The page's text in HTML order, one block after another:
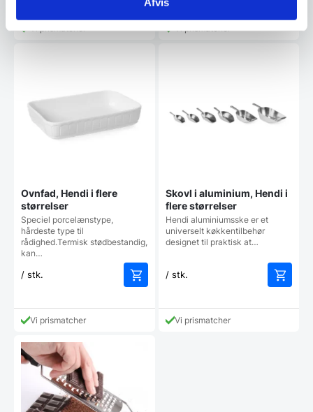
Ovnfad, Hendi i flere
størrelser
Speciel porcelænstype,
hårdeste type til
rådighed.Termisk stødbestandig,
kan…
/ stk.
Vi prismatcher
Skovl i aluminium, Hendi i
flere størrelser
Hendi aluminiumsske er et
universelt køkkentilbehør
designet til praktisk at…
/ stk.
Vi prismatcher